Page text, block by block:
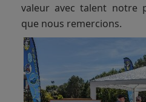
valeur avec talent notre
que nous remercions.